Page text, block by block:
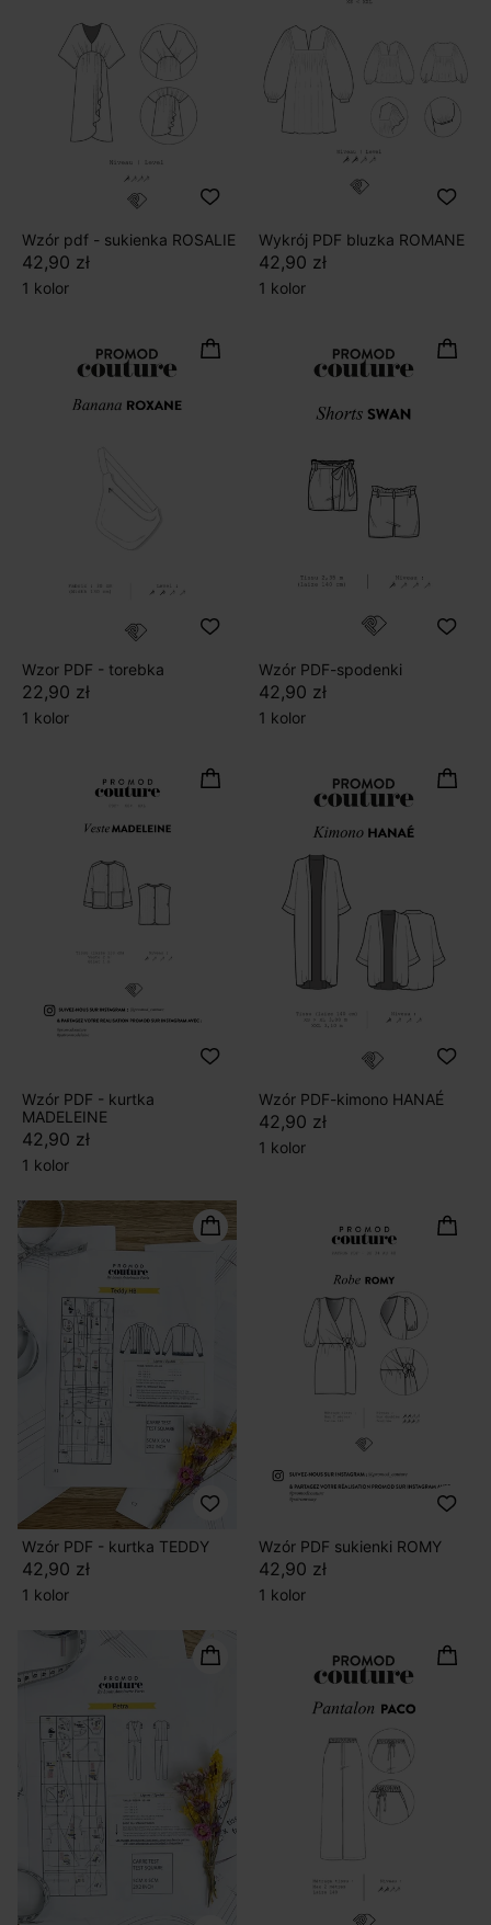
Wzór pdf - sukienka ROSALIE
42,90 zł
1 kolor
Wykrój PDF bluzka ROMANE
42,90 zł
1 kolor
Wzor PDF - torebka
22,90 zł
1 kolor
Wzór PDF-spodenki
42,90 zł
1 kolor
Wzór PDF - kurtka
MADELEINE
42,90 zł
1 kolor
Wzór PDF-kimono HANAÉ
42,90 zł
1 kolor
Wzór PDF - kurtka TEDDY
42,90 zł
1 kolor
Wzór PDF sukienki ROMY
42,90 zł
1 kolor